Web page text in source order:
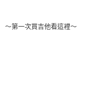
～第一次買吉他看這裡～